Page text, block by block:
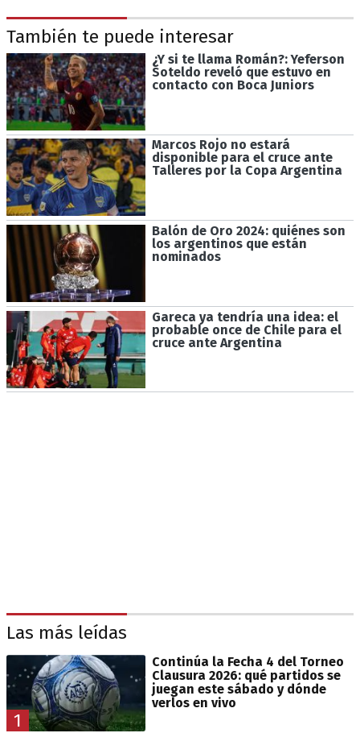
También te puede interesar
¿Y si te llama Román?: Yeferson
Soteldo reveló que estuvo en
contacto con Boca Juniors
Marcos Rojo no estará
disponible para el cruce ante
Talleres por la Copa Argentina
Balón de Oro 2024: quiénes son
los argentinos que están
nominados
Gareca ya tendría una idea: el
probable once de Chile para el
cruce ante Argentina
Las más leídas
1
Continúa la Fecha 4 del Torneo
Clausura 2026: qué partidos se
juegan este sábado y dónde
verlos en vivo